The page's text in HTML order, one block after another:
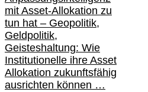
mit Asset-Allokation zu
tun hat – Geopolitik,
Geldpolitik,
Geisteshaltung: Wie
Institutionelle ihre Asset
Allokation zukunftsfähig
ausrichten können …